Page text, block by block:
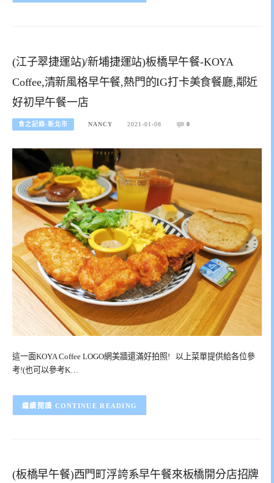
(江子翠捷運站)/新埔捷運站)板橋早午餐-KOYA
Coffee,清新風格早午餐,熱門的IG打卡美食餐廳,鄰近
好初早午餐一店
食之記錄-新北市 NANCY 2021-01-08 0
這一面KOYA Coffee LOGO網美牆還滿好拍照! 以上菜單提供給各位參
考!(也可以參考K…
CONTINUE READING
(板橋早午餐)西門町浮誇系早午餐來板橋開分店招牌